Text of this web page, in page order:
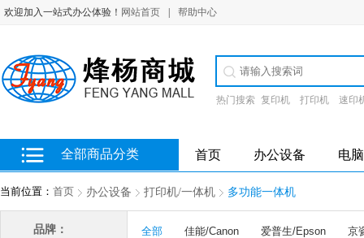
欢迎加入一站式办公体验！ 网站首页 帮助中心
热门搜索 复印机 打印机 速印
全部商品分类 首页 办公设备 电
当前位置： 首页 办公设备 打印机/一体机 多功能一体机
品牌： 全部 佳能/Canon 爱普生/Epson 京